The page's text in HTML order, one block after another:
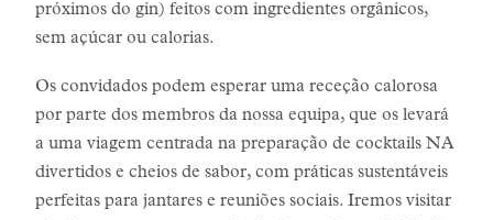
próximos do gin) feitos com ingredientes orgânicos,
sem açúcar ou calorias.
Os convidados podem esperar uma receção calorosa
por parte dos membros da nossa equipa, que os levará
a uma viagem centrada na preparação de cocktails NA
divertidos e cheios de sabor, com práticas sustentáveis
perfeitas para jantares e reuniões sociais. Iremos visitar